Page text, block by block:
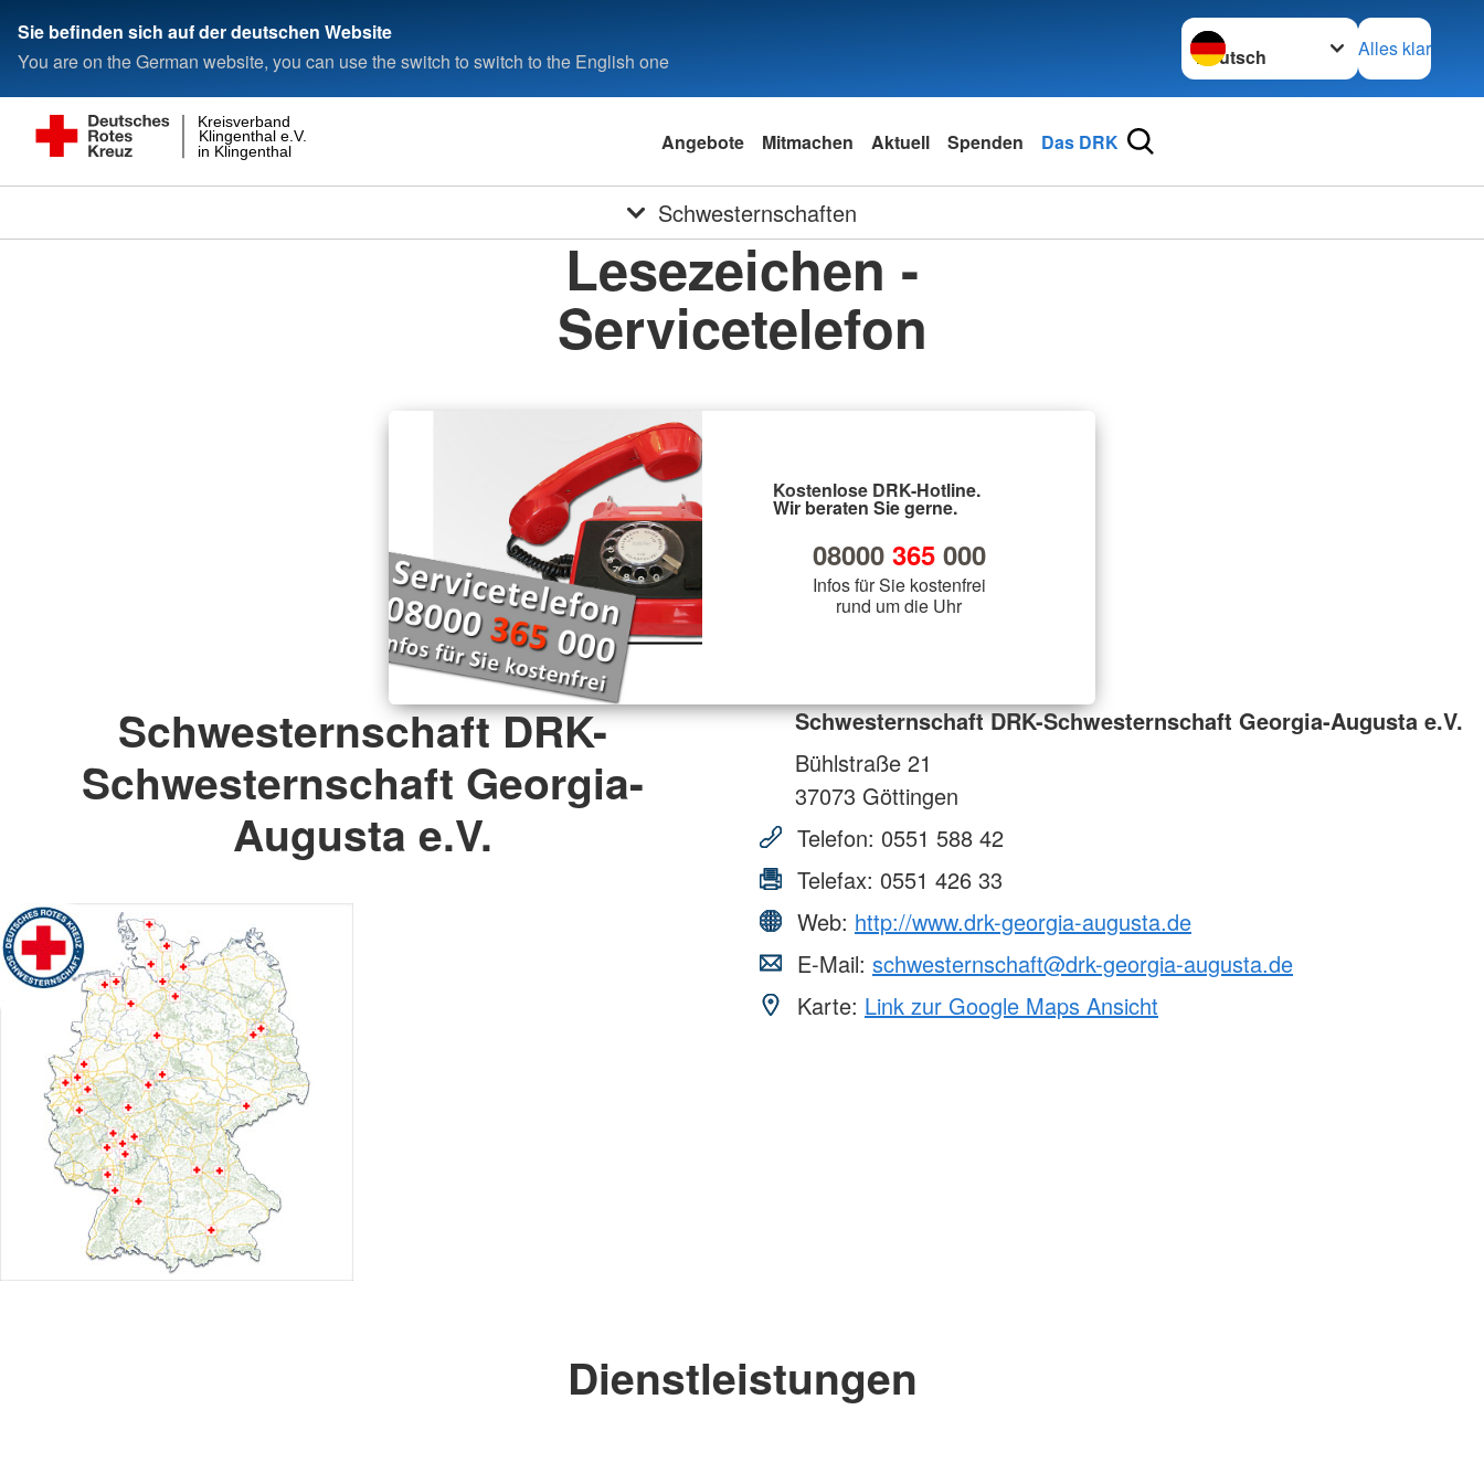
Sie befinden sich auf der deutschen Website
You are on the German website, you can use the switch to switch to the English one
Sprache wechseln zu
Alles klar
in Klingenthal
Klingenthal e.V.
Kreisverband
Angebote Mitmachen Aktuell Spenden Das DRK
Schwesternschaften
Lesezeichen -
Servicetelefon
Kostenlose DRK-Hotline.
Wir beraten Sie gerne.
08000 365000
Infos für Sie kostenfrei
rund um die Uhr
Schwesternschaft DRK-
Schwesternschaft Georgia-
Augusta e.V.
Schwesternschaft DRK-Schwesternschaft Georgia-Augusta e.V.
Bühlstraße 21
37073 Göttingen
Telefon: 0551 588 42
Telefax: 0551 426 33
Web: http://www.drk-georgia-augusta.de
E-Mail: schwesternschaft@drk-georgia-augusta.de
Karte: Link zur Google Maps Ansicht
Dienstleistungen